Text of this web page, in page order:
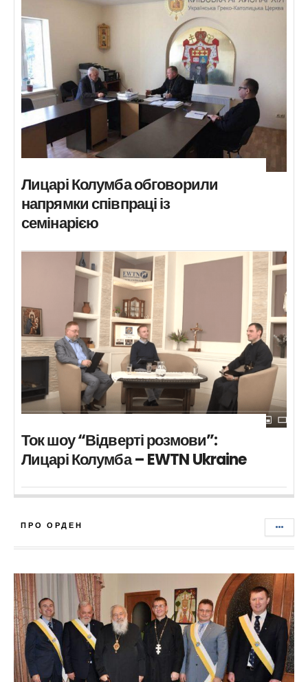
Лицарі Колумба обговорили
напрямки співпраці із
семінарією
Ток шоу “Відверті розмови”:
Лицарі Колумба – EWTN Ukraine
ПРО ОРДЕН